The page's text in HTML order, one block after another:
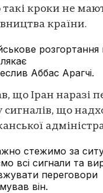
кроки не
країни.
розгортання
Аббас Арагчі.
що Іран наразі
сигналів, що
стежимо за
всі сигнали та
переговори
він.